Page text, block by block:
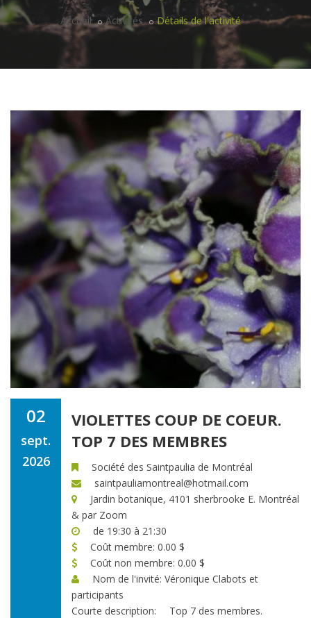
Accueil Activités Détails de l'activité
02
sept.
2026
VIOLETTES COUP DE COEUR.
TOP 7 DES MEMBRES
Société des Saintpaulia de Montréal
saintpauliamontreal@hotmail.com
Jardin botanique, 4101 sherbrooke E. Montréal
& par Zoom
de 19:30 à 21:30
Coût membre: 0.00 $
Coût non membre: 0.00 $
Nom de l'invité: Véronique Clabots et
participants
Courte description:
Top 7 des membres.